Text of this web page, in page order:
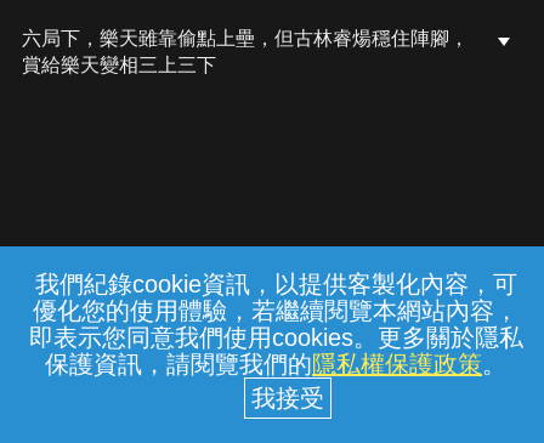
我們紀錄cookie資訊，以提供客製化內容，可
優化您的使用體驗，若繼續閱覽本網站內容，
即表示您同意我們使用cookies。更多關於隱私
保護資訊，請閱覽我們的隱私權保護政策。
六局下，樂天雖靠偷點上壘，但古林睿煬穩住陣腳，
賞給樂天變相三上三下
常見問題 線上客服 服務條款 隱私權保護
中華電信股份有限公司個人家庭分公司
(統一編號：96979949) © 2026
{{notifyMsg}}